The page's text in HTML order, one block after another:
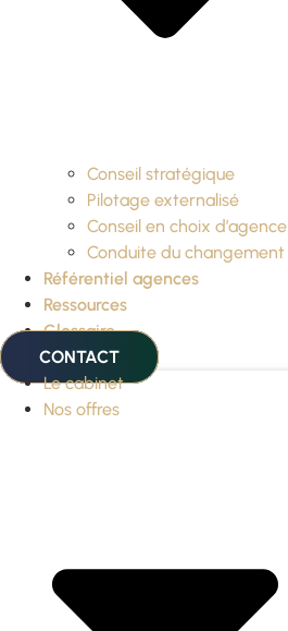
Conseil stratégique
Pilotage externalisé
Conseil en choix d’agence
Conduite du changement
Référentiel agences
Ressources
Glossaire
CONTACT
Le cabinet
Nos offres